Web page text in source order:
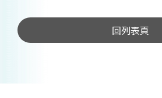
回列表頁